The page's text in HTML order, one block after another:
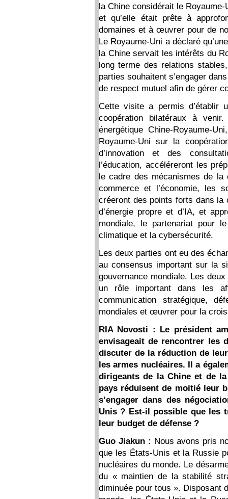
la Chine considérait le
et qu’elle était prête à
domaines et à œuvrer pour de
Le Royaume-Uni a déclaré
la Chine servait les intérêts du
long terme des relations
parties souhaitent s’engager
de respect mutuel afin de gérer
Cette visite a permis d’établir
coopération bilatéraux à
énergétique Chine-Royaume-
Royaume-Uni sur la
d’innovation et des
l’éducation, accéléreront les
le cadre des mécanismes de la
commerce et l’économie, les
créeront des points forts dans la
d’énergie propre et d’IA, et
mondiale, le partenariat pour
climatique et la cybersécurité.
Les deux parties ont eu des
au consensus important sur la
gouvernance mondiale. Les
un rôle important dans les
communication stratégique,
mondiales et œuvrer pour la
RIA Novosti : Le président
envisageait de rencontrer les
discuter de la réduction de
les armes nucléaires. Il a
dirigeants de la Chine et de
pays réduisent de moitié leur
s’engager dans des
Unis ? Est-il possible que les
leur budget de défense ?
Guo Jiakun : Nous avons pris
que les États-Unis et la Russie
nucléaires du monde. Le
du « maintien de la stabilité
diminuée pour tous ». Disposant